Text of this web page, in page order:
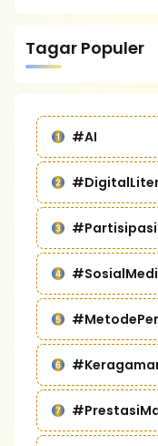
Tagar Populer
#AI